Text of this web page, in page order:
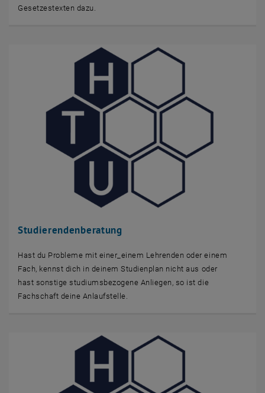
Gesetzestexten dazu.
Studierendenberatung
Hast du Probleme mit einer_einem Lehrenden oder einem
Fach, kennst dich in deinem Studienplan nicht aus oder
hast sonstige studiumsbezogene Anliegen, so ist die
Fachschaft deine Anlaufstelle.